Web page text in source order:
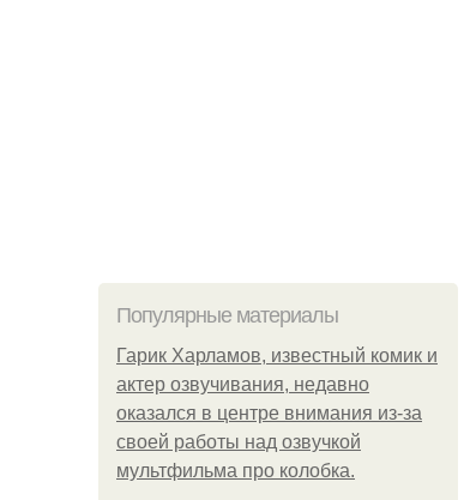
Популярные материалы
Гарик Харламов, известный комик и
актер озвучивания, недавно
оказался в центре внимания из-за
своей работы над озвучкой
мультфильма про колобка.